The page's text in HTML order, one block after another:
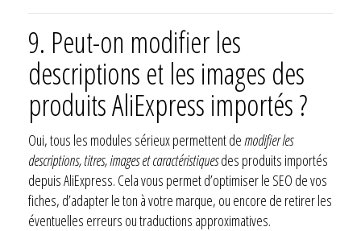
9. Peut-on modifier les
descriptions et les images des
produits AliExpress importés ?
Oui, tous les modules sérieux permettent de modifier les
descriptions, titres, images et caractéristiquesdes produits importés
depuis AliExpress. Cela vous permet d’optimiser le SEO de vos
fiches, d’adapter le ton à votre marque, ou encore de retirer les
éventuelles erreurs ou traductions approximatives.